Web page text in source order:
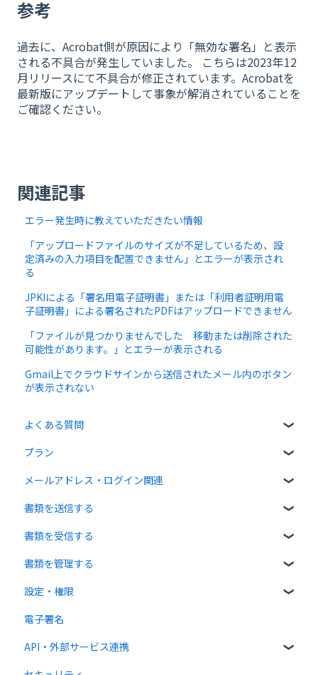
参考
過去に、Acrobat側が原因により「無効な署名」と表示
される不具合が発生していました。 こちらは2023年12
月リリースにて不具合が修正されています。Acrobatを
最新版にアップデートして事象が解消されていることを
ご確認ください。
関連記事
エラー発生時に教えていただきたい情報
「アップロードファイルのサイズが不足しているため、設
定済みの入力項目を配置できません」とエラーが表示され
る
JPKIによる「署名用電子証明書」または「利用者証明用電
子証明書」による署名されたPDFはアップロードできません
「ファイルが見つかりませんでした 移動または削除された
可能性があります。」とエラーが表示される
Gmail上でクラウドサインから送信されたメール内のボタン
が表示されない
よくある質問
クラウドサインについて
書類について
操作方法について
通知メールについて
プラン
無料プラン
有料プラン
無料オプション
有料オプション
連携プラン
メールアドレス・ログイン関連
ログイン関連
書類を送信する
書類のアップロード・編集
宛先設定
一括送信
送信時の設定
送信後の操作
書類を受信する
受信者ガイド
書類の受信
書類を管理する
書類の確認
書類情報の入力
書類インポート
設定・権限
個人設定
管理者向け設定
電子署名
API・外部サービス連携